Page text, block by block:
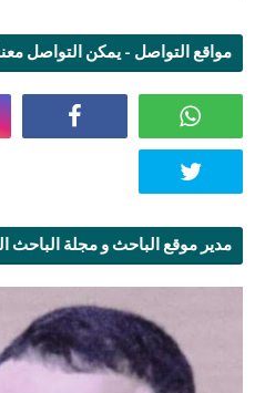
مواقع التواصل - يمكن التواصل
مدير موقع الباحث و مجلة الباحث